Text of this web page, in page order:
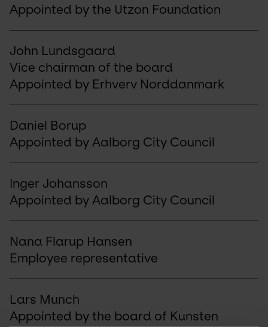
Appointed by the Utzon Foundation
John Lundsgaard
Vice chairman of the board
Appointed by Erhverv Norddanmark
Daniel Borup
Appointed by Aalborg City Council
Inger Johansson
Appointed by Aalborg City Council
Nana Flarup Hansen
Employee representative
Lars Munch
Appointed by the board of Kunsten